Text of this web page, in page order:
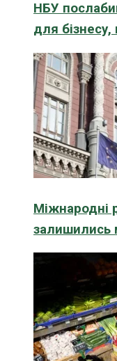
НБУ
для
Міжнародні
залишились